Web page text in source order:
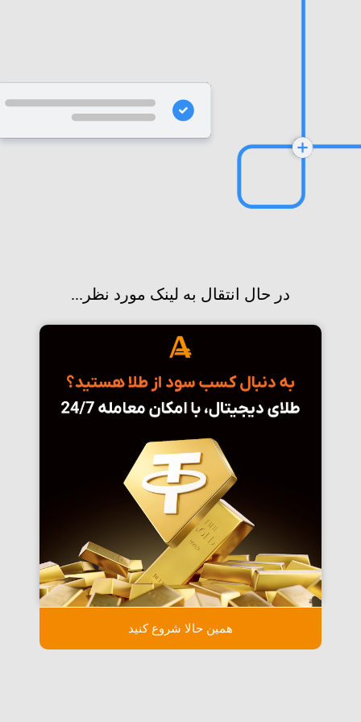
در حال انتقال به لینک مورد نظر...
همین حالا شروع کنید